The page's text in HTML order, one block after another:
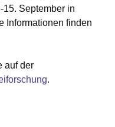
15. September in
Informationen finden
auf der
.